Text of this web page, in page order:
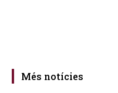
Més notícies